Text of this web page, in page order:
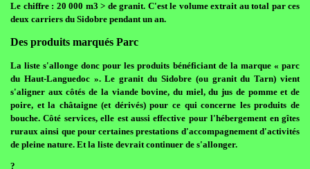
Le chiffre : 20 000 m3 > de granit. C'est le volume extrait au total par ces
deux carriers du Sidobre pendant un an.
Des produits marqués Parc
La liste s'allonge donc pour les produits bénéficiant de la marque « parc
du Haut-Languedoc ». Le granit du Sidobre (ou granit du Tarn) vient
s'aligner aux côtés de la viande bovine, du miel, du jus de pomme et de
poire, et la châtaigne (et dérivés) pour ce qui concerne les produits de
bouche. Côté services, elle est aussi effective pour l'hébergement en gîtes
ruraux ainsi que pour certaines prestations d'accompagnement d'activités
de pleine nature. Et la liste devrait continuer de s'allonger.
?